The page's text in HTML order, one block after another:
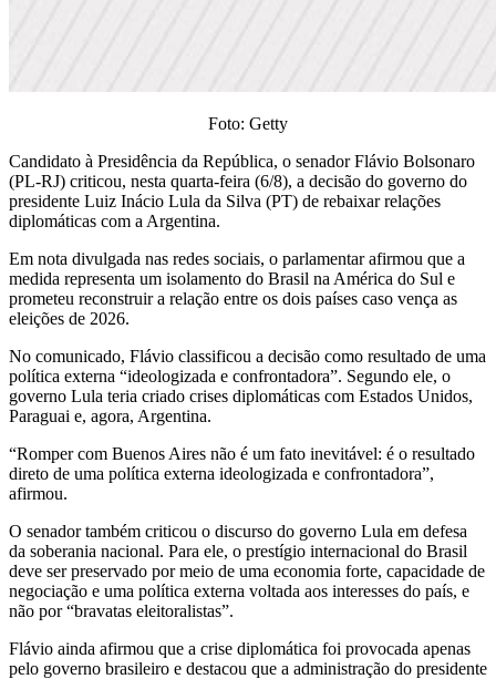
Foto: Getty
Candidato à Presidência da República, o senador Flávio Bolsonaro
(PL-RJ) criticou, nesta quarta-feira (6/8), a decisão do governo do
presidente Luiz Inácio Lula da Silva (PT) de rebaixar relações
diplomáticas com a Argentina.
Em nota divulgada nas redes sociais, o parlamentar afirmou que a
medida representa um isolamento do Brasil na América do Sul e
prometeu reconstruir a relação entre os dois países caso vença as
eleições de 2026.
No comunicado, Flávio classificou a decisão como resultado de uma
política externa “ideologizada e confrontadora”. Segundo ele, o
governo Lula teria criado crises diplomáticas com Estados Unidos,
Paraguai e, agora, Argentina.
“Romper com Buenos Aires não é um fato inevitável: é o resultado
direto de uma política externa ideologizada e confrontadora”,
afirmou.
O senador também criticou o discurso do governo Lula em defesa
da soberania nacional. Para ele, o prestígio internacional do Brasil
deve ser preservado por meio de uma economia forte, capacidade de
negociação e uma política externa voltada aos interesses do país, e
não por “bravatas eleitoralistas”.
Flávio ainda afirmou que a crise diplomática foi provocada apenas
pelo governo brasileiro e destacou que a administração do presidente